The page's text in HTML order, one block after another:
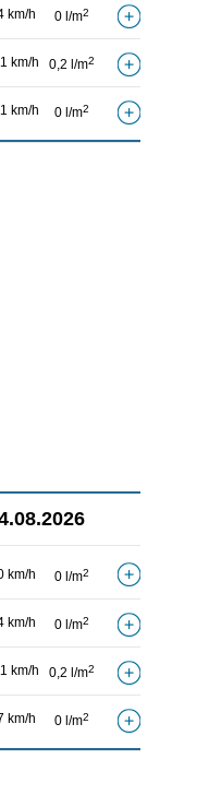
km/h 0 l/m2
km/h 0,2 l/m2
km/h 0 l/m2
km/h 0 l/m2
km/h 0 l/m2
km/h 0,2 l/m2
km/h 0 l/m2